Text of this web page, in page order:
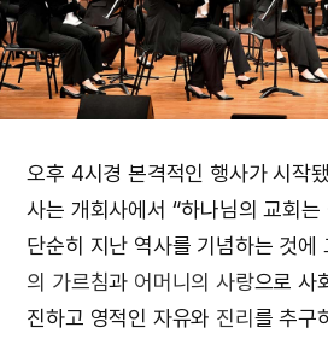
오후 4시경 본격적인 행사가 시작
사는 개회사에서 “하나님의 교회
단순히 지난 역사를 기념하는 것에
의 가르침과 어머니의 사랑으로 사
진하고 영적인 자유와 진리를 추구